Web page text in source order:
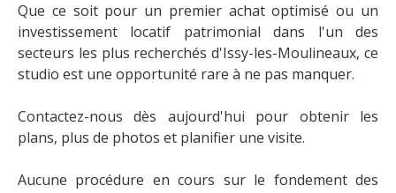
Que ce soit pour un premier achat optimisé ou un
investissement locatif patrimonial dans l'un des
secteurs les plus recherchés d'Issy-les-Moulineaux, ce
studio est une opportunité rare à ne pas manquer.
Contactez-nous dès aujourd'hui pour obtenir les
plans, plus de photos et planifier une visite.
Aucune procédure en cours sur le fondement des